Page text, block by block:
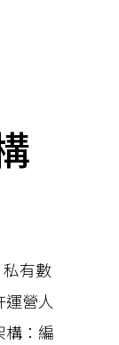
有數
營人
構：編